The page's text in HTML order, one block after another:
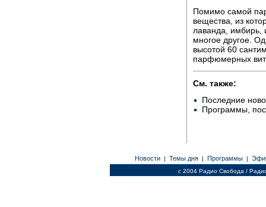
Помимо самой
вещества, из
лаванда, имбирь,
многое другое.
высотой 60
парфюмерных
См. также:
Последние
Программы,
Новости | Темы дня | Программы |
c 2004 Радио Свобода /